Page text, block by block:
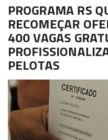
PROGRAMA RS
RECOMEÇAR
400 VAGAS
PELOTAS